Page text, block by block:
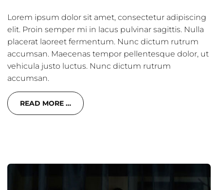
Lorem ipsum dolor sit amet, consectetur adipiscing
elit. Proin semper mi in lacus pulvinar sagittis. Nulla
placerat laoreet fermentum. Nunc dictum rutrum
accumsan. Maecenas tempor pellentesque dolor, ut
vehicula justo luctus. Nunc dictum rutrum
accumsan.
READ MORE …